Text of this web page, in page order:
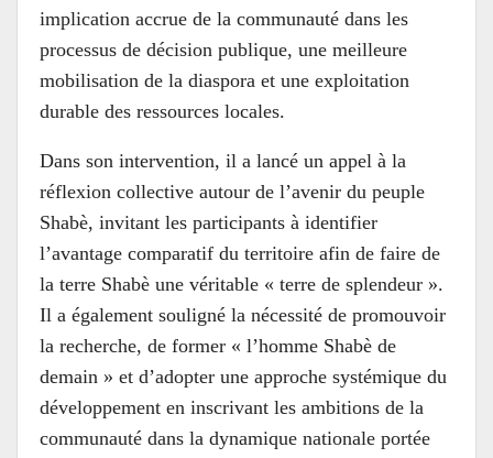
implication accrue de la communauté dans les
processus de décision publique, une meilleure
mobilisation de la diaspora et une exploitation
durable des ressources locales.
Dans son intervention, il a lancé un appel à la
réflexion collective autour de l’avenir du peuple
Shabè, invitant les participants à identifier
l’avantage comparatif du territoire afin de faire de
la terre Shabè une véritable « terre de splendeur ».
Il a également souligné la nécessité de promouvoir
la recherche, de former « l’homme Shabè de
demain » et d’adopter une approche systémique du
développement en inscrivant les ambitions de la
communauté dans la dynamique nationale portée